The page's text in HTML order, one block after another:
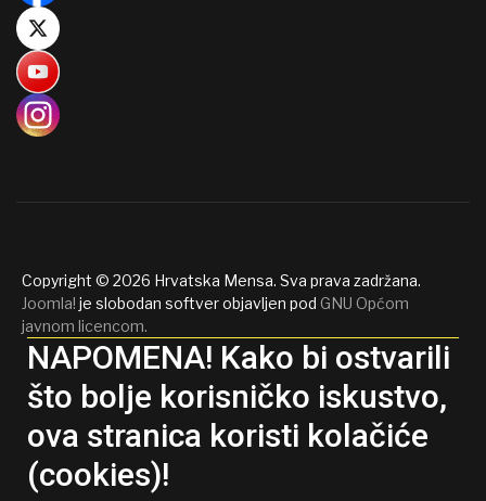
Copyright © 2026 Hrvatska Mensa. Sva prava zadržana.
Joomla! je slobodan softver objavljen pod GNU Općom
javnom licencom.
NAPOMENA! Kako bi ostvarili
što bolje korisničko iskustvo,
ova stranica koristi kolačiće
(cookies)!